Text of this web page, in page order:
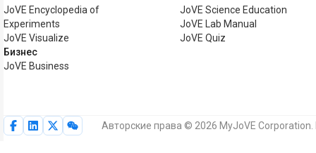
JoVE Encyclopedia of
Experiments
JoVE Visualize
Бизнес
JoVE Business
JoVE Science Education
JoVE Lab Manual
JoVE Quiz
Авторские права © 2026 MyJoVE